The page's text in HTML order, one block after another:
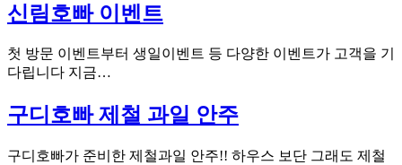
신림호빠 이벤트
첫 방문 이벤트부터 생일이벤트 등 다양한 이벤트가 고객을 기
다립니다 지금…
구디호빠 제철 과일 안주
구디호빠가 준비한 제철과일 안주!! 하우스 보단 그래도 제철